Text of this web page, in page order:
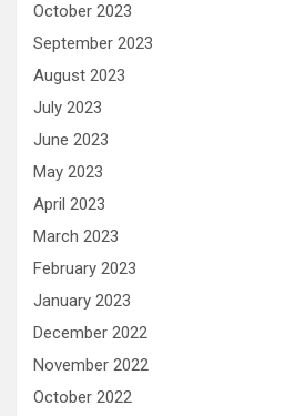
October 2023
September 2023
August 2023
July 2023
June 2023
May 2023
April 2023
March 2023
February 2023
January 2023
December 2022
November 2022
October 2022